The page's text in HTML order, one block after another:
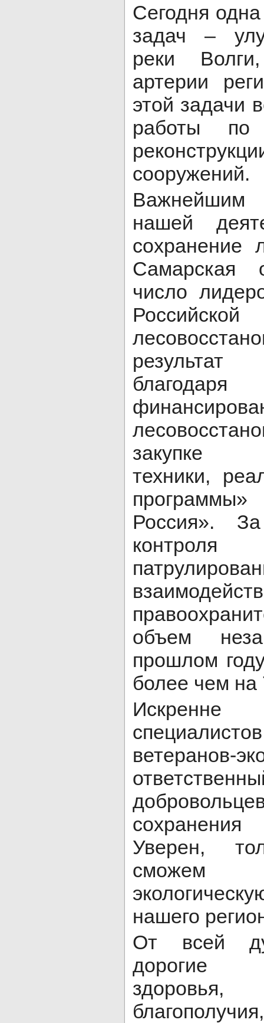
Сегодня
задач –
реки
артерии
этой задачи
работы по
сооружений.
нашей
сохранение
Самарская
число
закупке
техники,
Россия».
контроля
объем
прошлом
более чем
ветеранов-
Уверен,
сможем
нашего
От всей
дорогие